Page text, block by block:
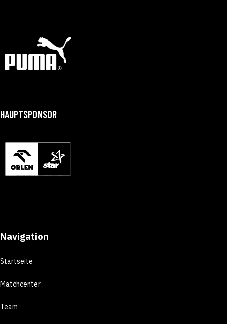
HAUPTSPONSOR
Navigation
Startseite
Matchcenter
Team